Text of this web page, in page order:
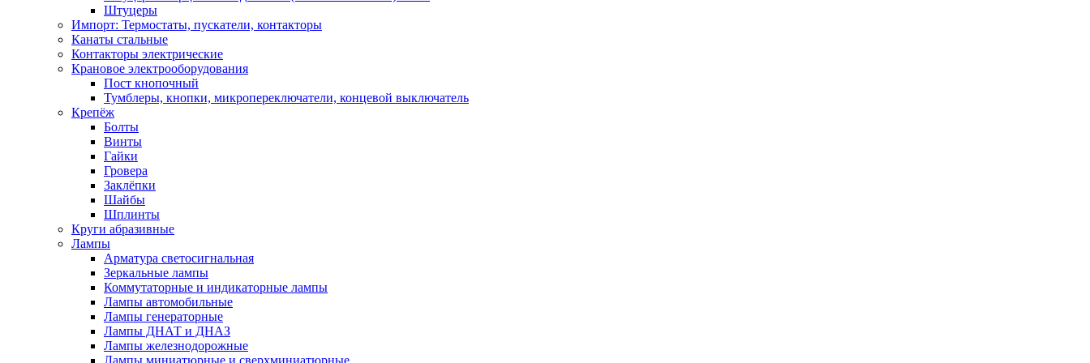
Штуцеры
Импорт: Термостаты, пускатели, контакторы
Канаты стальные
Контакторы электрические
Крановое электрооборудования
Пост кнопочный
Тумблеры, кнопки, микропереключатели, концевой выключатель
Крепёж
Болты
Винты
Гайки
Гровера
Заклёпки
Шайбы
Шплинты
Круги абразивные
Лампы
Арматура светосигнальная
Зеркальные лампы
Коммутаторные и индикаторные лампы
Лампы автомобильные
Лампы генераторные
Лампы ДНАТ и ДНАЗ
Лампы железнодорожные
Лампы миниатюрные и сверхминиатюрные